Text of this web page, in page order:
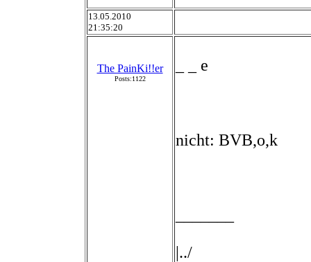
13.05.2010
21:35:20
The PainKi!!er
Posts:1122
_ _ e
nicht: BVB,o,k
|../